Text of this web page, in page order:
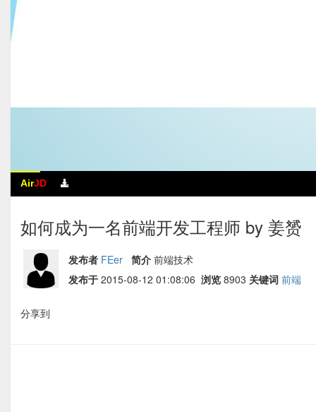
AirJD
如何成为一名前端开发工程师 by 姜赟
发布者 FEer 简介 前端技术
发布于 2015-08-12 01:08:06 浏览 8903 关键词 前端
分享到